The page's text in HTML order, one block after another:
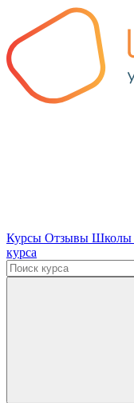
Курсы Отзывы Школы
курса